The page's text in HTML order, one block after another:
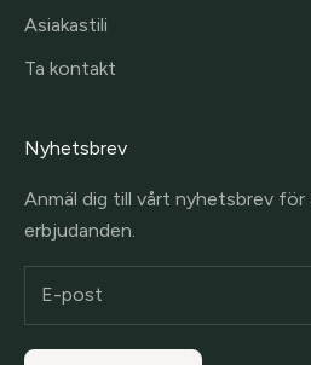
Asiakastili
Ta kontakt
Nyhetsbrev
Anmäl dig till vårt nyhetsbrev för
erbjudanden.